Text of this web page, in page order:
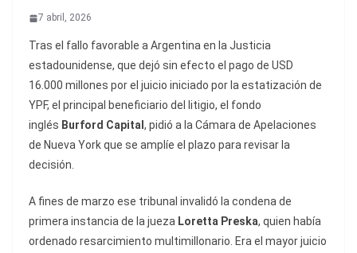
7 abril, 2026
Tras el fallo favorable a Argentina en la Justicia
estadounidense, que dejó sin efecto el pago de USD
16.000 millones por el juicio iniciado por la estatización de
YPF, el principal beneficiario del litigio, el fondo
inglés Burford Capital , pidió a la Cámara de Apelaciones
de Nueva York que se amplíe el plazo para revisar la
decisión.
A fines de marzo ese tribunal invalidó la condena de
primera instancia de la jueza Loretta Preska, quien había
ordenado resarcimiento multimillonario. Era el mayor juicio